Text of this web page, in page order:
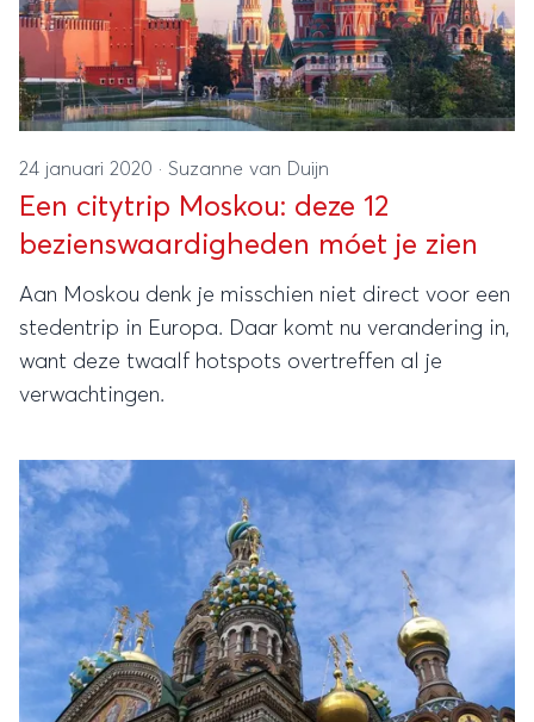
24 januari 2020 · Suzanne van Duijn
Een citytrip Moskou: deze 12
bezienswaardigheden móet je zien
Aan Moskou denk je misschien niet direct voor een
stedentrip in Europa. Daar komt nu verandering in,
want deze twaalf hotspots overtreffen al je
verwachtingen.